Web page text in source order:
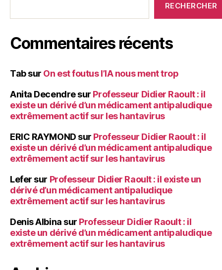
RECHERCHER
Commentaires récents
Tabsur On est foutus l’IA nous ment trop
Anita Decendresur Professeur Didier Raoult : il
existe un dérivé d’un médicament antipaludique
extrêmement actif sur les hantavirus
ERIC RAYMOND sur Professeur Didier Raoult : il
existe un dérivé d’un médicament antipaludique
extrêmement actif sur les hantavirus
Lefer sur Professeur Didier Raoult : il existe un
dérivé d’un médicament antipaludique
extrêmement actif sur les hantavirus
Denis Albina sur Professeur Didier Raoult : il
existe un dérivé d’un médicament antipaludique
extrêmement actif sur les hantavirus